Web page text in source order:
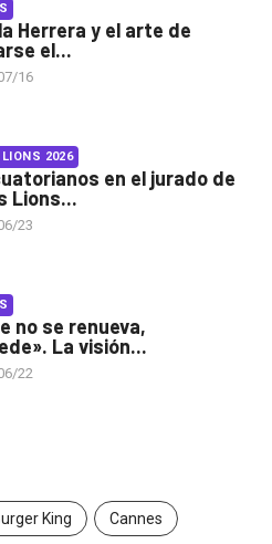
Herrera y el arte de
el...
16
LIONS 2026
en el jurado de
Lions...
23
no se renueva,
La visión...
22
King Cannes